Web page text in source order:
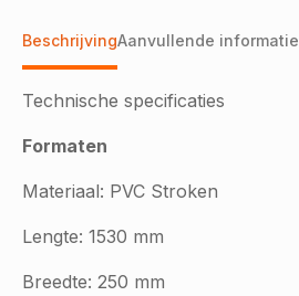
BeschrijvingAanvullende informatie
Technische specificaties
Formaten
Materiaal: PVC Stroken
Lengte: 1530 mm
Breedte: 250 mm